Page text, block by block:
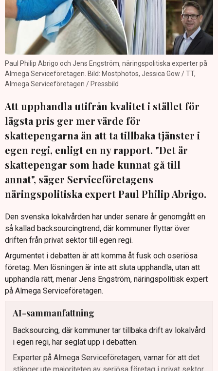
Paul Philip Abrigo och Jens Engström, näringspolitiska experter på
Almega Serviceföretagen. Bild: Mostphotos, Jessica Gow / TT,
Almega Serviceföretagen / Pressbild
Att upphandla utifrån kvalitet i stället för
lägsta pris ger mer värde för
skattepengarna än att ta tillbaka tjänster i
egen regi, enligt en ny rapport. "Det är
skattepengar som hade kunnat gå till
annat", säger Serviceföretagens
näringspolitiska expert Paul Philip Abrigo.
Den svenska lokalvården har under senare år genomgått en
så kallad backsourcingtrend, där kommuner flyttar över
driften från privat sektor till egen regi.
Argumentet i debatten är att komma åt fusk och oseriösa
företag. Men lösningen är inte att sluta upphandla, utan att
upphandla rätt, menar Jens Engström, näringspolitisk expert
på Almega Serviceföretagen.
AI-sammanfattning
Backsourcing, där kommuner tar tillbaka drift av lokalvård
i egen regi, har seglat upp i debatten.
Experter på Almega Serviceföretagen, varnar för att det